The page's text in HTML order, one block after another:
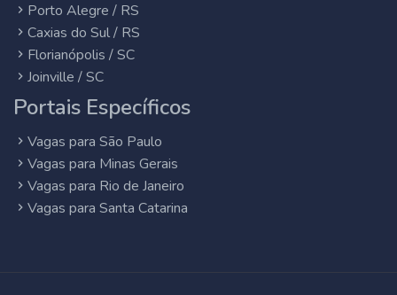
Porto Alegre / RS
Caxias do Sul / RS
Florianópolis / SC
Joinville / SC
Portais Específicos
Vagas para São Paulo
Vagas para Minas Gerais
Vagas para Rio de Janeiro
Vagas para Santa Catarina